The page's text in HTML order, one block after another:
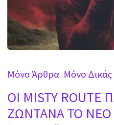
Mόνο Άρθρα Μόνο
OI MISTY ROUTE
ΖΩΝΤΑΝΑ ΤΟ